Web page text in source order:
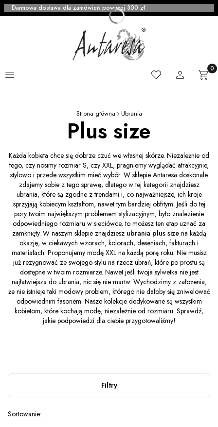
Darmowa dostawa dla zamówień powyżej 300 zł
Menu UlubioneZaloguj się
Strona główna Ubrania
Plus size
Każda kobieta chce się dobrze czuć we własnej skórze. Niezależnie od
tego, czy nosimy rozmiar S, czy XXL, pragniemy wyglądać atrakcyjnie,
stylowo i przede wszystkim mieć wybór. W sklepie Antaresa doskonale
zdajemy sobie z tego sprawę, dlatego w tej kategorii znajdziesz
ubrania, które są zgodne z trendami i, co najważniejsze, ich kroje
sprzyjają kobiecym kształtom, nawet tym bardziej obfitym. Jeśli do tej
pory twoim największym problemem stylizacyjnym, było znalezienie
odpowiedniego rozmiaru w sieciówce, to możesz ten etap uznać za
zamknięty. W naszym sklepie znajdziesz ubrania plus sizena każdą
okazję, w ciekawych wzorach, kolorach, deseniach, fakturach i
materiałach. Proponujemy modę XXL na każdą porę roku. Nie musisz
już rezygnować ze swojego stylu na rzecz ubrań, które po prostu są
dostępne w twoim rozmiarze. Nawet jeśli twoja sylwetka nie jest
najłatwiejsza do ubrania, nic się nie martw. Wychodzimy z założenia,
że nie istnieje taki modowy problem, którego nie dałoby się zniwelować
odpowiednim fasonem. Nasze kolekcje dedykowane są wszystkim
kobietom, które kochają modę, niezależnie od rozmiaru. Sprawdź,
jakie podpowiedzi dla ciebie przygotowaliśmy!
Filtry
Lista produktów
Sortowanie: